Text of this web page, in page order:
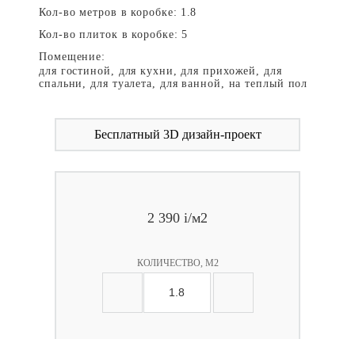
Кол-во метров в коробке: 1.8
Кол-во плиток в коробке: 5
Помещение:
для гостиной, для кухни, для прихожей, для
спальни, для туалета, для ванной, на теплый пол
Бесплатный 3D дизайн-проект
2 390 i/м2
КОЛИЧЕСТВО, М2